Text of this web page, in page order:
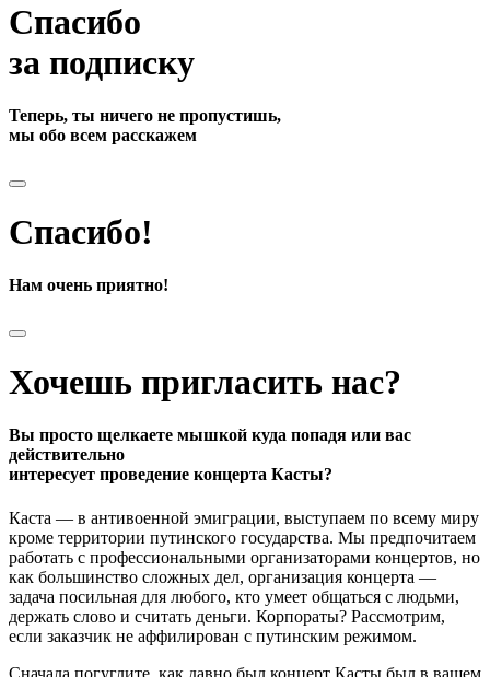
Спасибо
за подписку
Теперь, ты ничего не пропустишь,
мы обо всем расскажем
Спасибо!
Нам очень приятно!
Хочешь пригласить нас?
Вы просто щелкаете мышкой куда попадя или вас
действительно
интересует проведение концерта Касты?
Каста — в антивоенной эмиграции, выступаем по всему миру
кроме территории путинского государства. Мы предпочитаем
работать с профессиональными организаторами концертов, но
как большинство сложных дел, организация концерта —
задача посильная для любого, кто умеет общаться с людьми,
держать слово и считать деньги. Корпораты? Рассмотрим,
если заказчик не аффилирован с путинским режимом.
Сначала погуглите, как давно был концерт Касты был в вашем